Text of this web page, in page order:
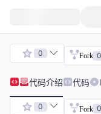
0 Fork 0
代码介绍 代码
0 Fork 0